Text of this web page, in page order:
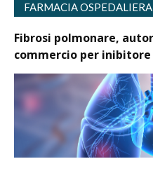
FARMACIA OSPEDALIERA
Fibrosi polmonare,
commercio per inibitore